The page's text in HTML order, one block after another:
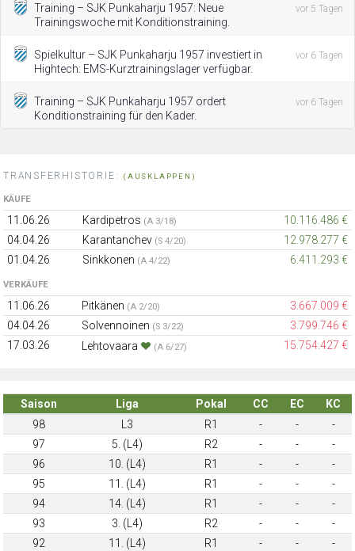
Training – SJK Punkaharju 1957: Neue
Trainingswoche mit Konditionstraining.
vor 5 Tagen
Spielkultur – SJK Punkaharju 1957 investiert in
Hightech: EMS-Kurztrainingslager verfügbar.
vor 6 Tagen
Training – SJK Punkaharju 1957 ordert
Konditionstraining für den Kader.
vor 6 Tagen
TRANSFERHISTORIE: (AUSKLAPPEN)
KÄUFE
11.06.26 Kardipetros (A 3/18)
10.116.486 €
04.04.26
Karantanchev (S 4/20)
12.978.277 €
01.04.26
Sinkkonen (A 4/22) 6.411.293 €
VERKÄUFE
11.06.26 Pitkänen (A 2/20)
3.667.009 €
04.04.26
Solvennoinen (S 3/22)
3.799.746 €
17.03.26
Lehtovaara (A 6/27) 15.754.427 €
Saison Liga Pokal CC EC
KC
98
L3 R1 - -
-
97
5. (L4) R2 - -
-
96
10. (L4) R1 - -
-
95
11. (L4) R1 - -
-
94
14. (L4) R1 - -
-
93
3. (L4) R2 - -
-
92
11. (L4) R1 - - -